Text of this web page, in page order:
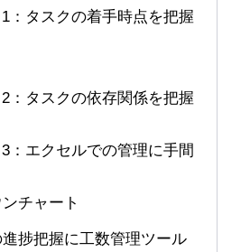
：タスクの着手時点を把握
：タスクの依存関係を把握
：エクセルでの管理に手間
チャート
捗把握に工数管理ツール